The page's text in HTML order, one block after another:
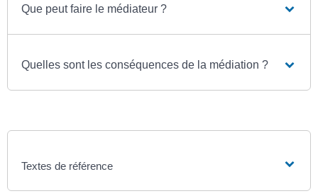
Que peut faire le médiateur ?
Quelles sont les conséquences de la médiation ?
Textes de référence